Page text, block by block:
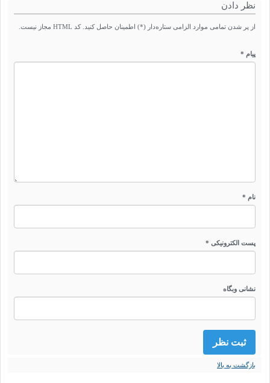
نظر دادن
از پر شدن تمامی موارد الزامی ستاره‌دار (*) اطمینان حاصل کنید. کد HTML مجاز نیست.
پیام *
نام *
پست الکترونیکی *
نشانی وبگاه
بازگشت به بالا